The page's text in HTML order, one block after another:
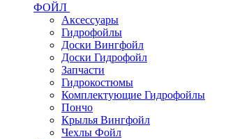
ФОЙЛ
Аксессуары
Гидрофойлы
Доски Вингфойл
Доски Гидрофойл
Запчасти
Гидрокостюмы
Комплектующие Гидрофойлы
Пончо
Крылья Вингфойл
Чехлы Фойл